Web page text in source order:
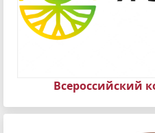
Всероссийский